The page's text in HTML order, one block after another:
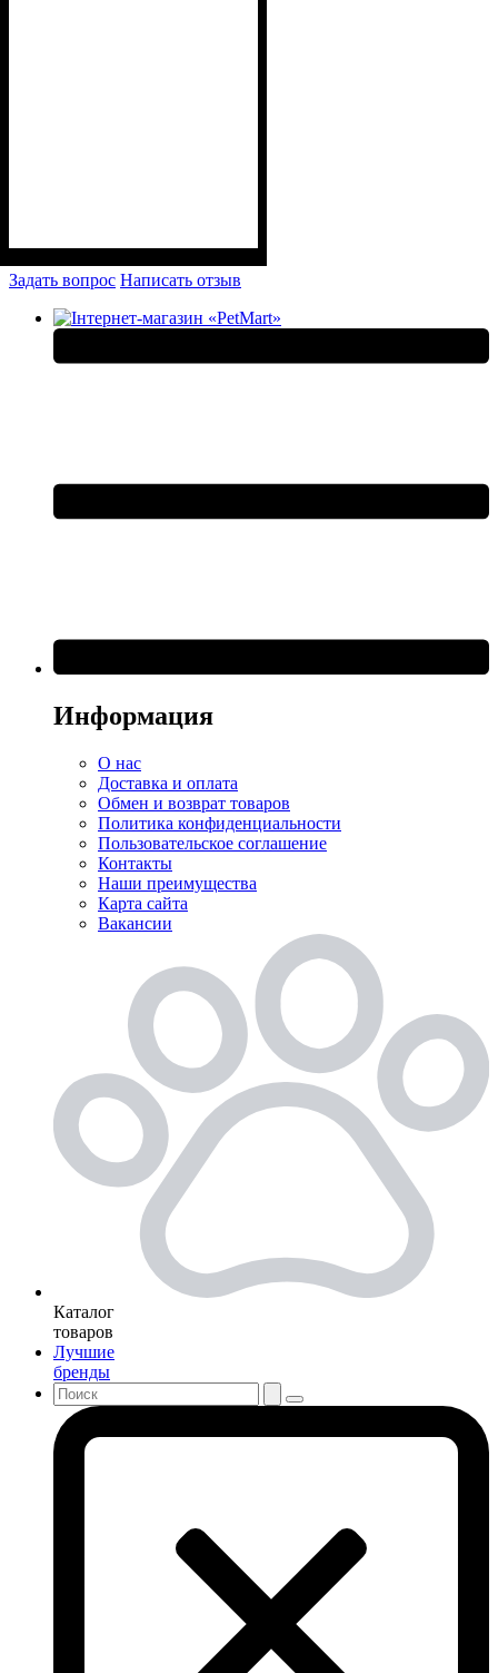
Задать вопрос Написать отзыв
Информация
О нас
Доставка и оплата
Обмен и возврат товаров
Политика конфиденциальности
Пользовательское соглашение
Контакты
Наши преимущества
Карта сайта
Вакансии
Каталог
товаров
Лучшие
бренды